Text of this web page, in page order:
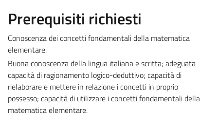
Prerequisiti richiesti
Conoscenza dei concetti fondamentali della matematica
elementare.
Buona conoscenza della lingua italiana e scritta; adeguata
capacità di ragionamento logico-deduttivo; capacità di
rielaborare e mettere in relazione i concetti in proprio
possesso; capacità di utilizzare i concetti fondamentali della
matematica elementare.